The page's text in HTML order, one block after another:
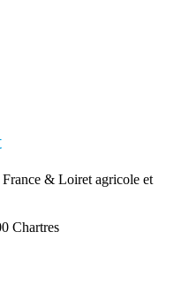
& Loiret agricole et
Chartres